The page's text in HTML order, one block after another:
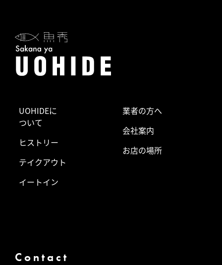
UOHIDEに
ついて
ヒストリー
テイクアウト
イートイン
業者の方へ
会社案内
お店の場所
Contact